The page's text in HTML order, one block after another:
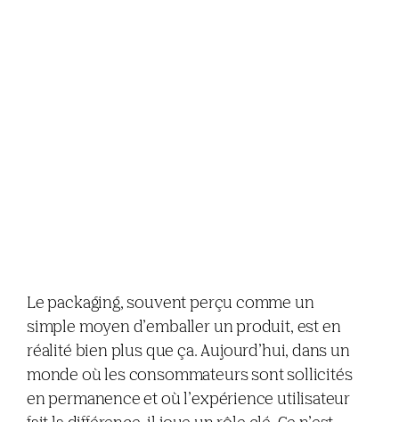
Le packaging, souvent perçu comme un
simple moyen d’emballer un produit, est en
réalité bien plus que ça. Aujourd’hui, dans un
monde où les consommateurs sont sollicités
en permanence et où l’expérience utilisateur